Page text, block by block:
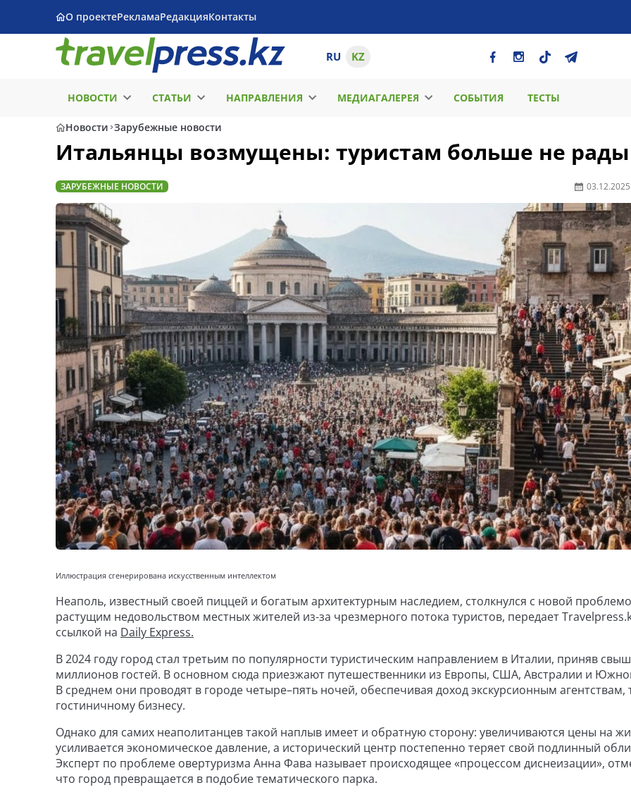
О проектеРекламаРедакцияКонтакты
RU KZ
НОВОСТИ СТАТЬИ НАПРАВЛЕНИЯ МЕДИАГАЛЕРЕЯ СОБЫТИЯ ТЕСТЫ
Новости Зарубежные новости
Итальянцы возмущены: туристам больше не рады
ЗАРУБЕЖНЫЕ НОВОСТИ 03.12.2025
Иллюстрация сгенерирована искусственным интеллектом
Неаполь, известный своей пиццей и богатым архитектурным наследием, столкнулся с новой
растущим недовольством местных жителей из-за чрезмерного потока туристов, передает
ссылкой на Daily Express.
В 2024 году город стал третьим по популярности туристическим направлением в Италии, приняв
миллионов гостей. В основном сюда приезжают путешественники из Европы, США, Австралии и
В среднем они проводят в городе четыре–пять ночей, обеспечивая доход экскурсионным агентствам,
гостиничному бизнесу.
Однако для самих неаполитанцев такой наплыв имеет и обратную сторону: увеличиваются цены на
усиливается экономическое давление, а исторический центр постепенно теряет свой подлинный
Эксперт по проблеме овертуризма Анна Фава называет происходящее «процессом диснеизации»,
что город превращается в подобие тематического парка.